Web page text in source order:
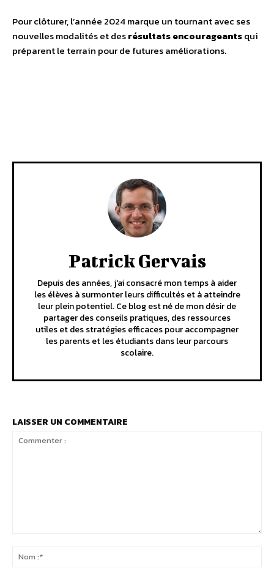
Pour clôturer, l’année 2024 marque un tournant avec ses
nouvelles modalités et desrésultats encourageantsqui
préparent le terrain pour de futures améliorations.
Patrick Gervais
Depuis des années, j'ai consacré mon temps à aider
les élèves à surmonter leurs difficultés et à atteindre
leur plein potentiel. Ce blog est né de mon désir de
partager des conseils pratiques, des ressources
utiles et des stratégies efficaces pour accompagner
les parents et les étudiants dans leur parcours
scolaire.
LAISSER UN COMMENTAIRE